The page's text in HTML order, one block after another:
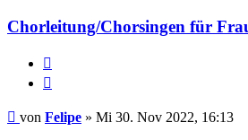
Chorleitung/Chorsingen für
Beitrag
von Felipe » Mi 30. Nov 2022, 16:13